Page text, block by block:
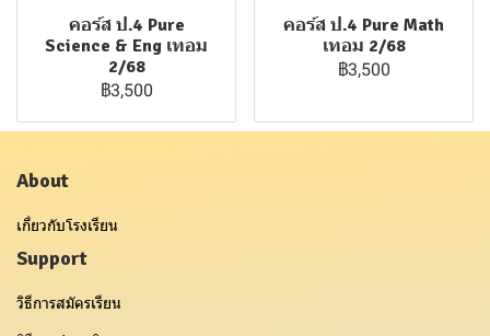
คอร์ส ป.4 Pure
Science & Eng เทอม
2/68
฿3,500
คอร์ส ป.4 Pure Math
เทอม 2/68
฿3,500
About
เกี่ยวกับโรงเรียน
Support
วิธีการสมัครเรียน